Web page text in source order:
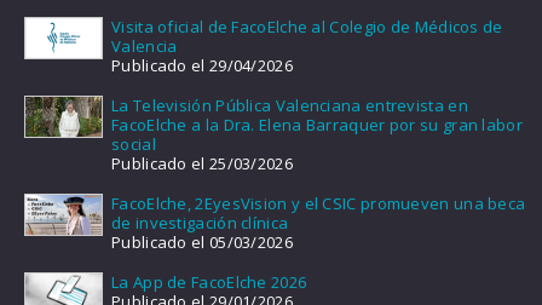
Visita oficial de FacoElche al Colegio de Médicos de
Valencia
Publicado el 29/04/2026
La Televisión Pública Valenciana entrevista en
FacoElche a la Dra. Elena Barraquer por su gran labor
social
Publicado el 25/03/2026
FacoElche, 2EyesVision y el CSIC promueven una beca
de investigación clínica
Publicado el 05/03/2026
La App de FacoElche 2026